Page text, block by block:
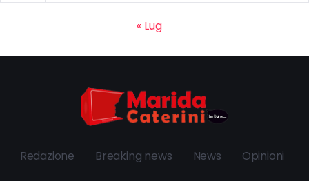
« Lug
Redazione Breaking news News Opinioni